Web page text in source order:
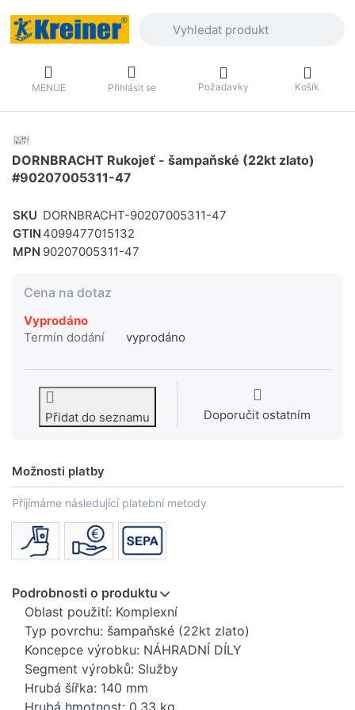
MENUE Přihlásit se Požadavky Košík
DORNBRACHT Rukojeť - šampaňské (22kt zlato)
#90207005311-47
SKU DORNBRACHT-90207005311-47
GTIN 4099477015132
MPN 90207005311-47
Cena na dotaz
Vyprodáno
Termín dodání
vyprodáno
Přidat do seznamu Doporučit ostatním
Možnosti platby
Přijímáme následující platební metody
Podrobnosti o produktu
Oblast použití: Komplexní
Typ povrchu: šampaňské (22kt zlato)
Koncepce výrobku: NÁHRADNÍ DÍLY
Segment výrobků: Služby
Hrubá šířka: 140 mm
Hrubá hmotnost: 0,33 kg